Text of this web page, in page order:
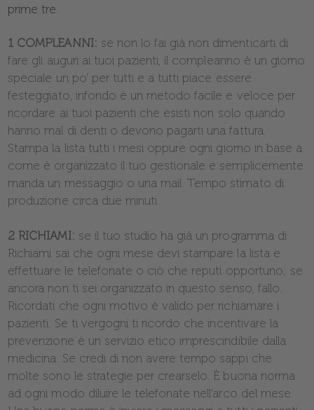
prime tre.
1 COMPLEANNI: se non lo fai già non dimenticarti di
fare gli auguri ai tuoi pazienti, il compleanno è un giorno
speciale un po’ per tutti e a tutti piace essere
festeggiato, infondo è un metodo facile e veloce per
ricordare ai tuoi pazienti che esisti non solo quando
hanno mal di denti o devono pagarti una fattura.
Stampa la lista tutti i mesi oppure ogni giorno in base a
come è organizzato il tuo gestionale e semplicemente
manda un messaggio o una mail. Tempo stimato di
produzione circa due minuti.
2 RICHIAMI: se il tuo studio ha già un programma di
Richiami sai che ogni mese devi stampare la lista e
effettuare le telefonate o ciò che reputi opportuno; se
ancora non ti sei organizzato in questo senso, fallo.
Ricordati che ogni motivo è valido per richiamare i
pazienti. Se ti vergogni ti ricordo che incentivare la
prevenzione è un servizio etico imprescindibile dalla
medicina. Se credi di non avere tempo sappi che
molte sono le strategie per crearselo. È buona norma
ad ogni modo diluire le telefonate nell’arco del mese.